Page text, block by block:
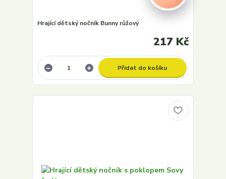
Hrající dětský nočník Bunny růžový
217 Kč
Přidat do košíku